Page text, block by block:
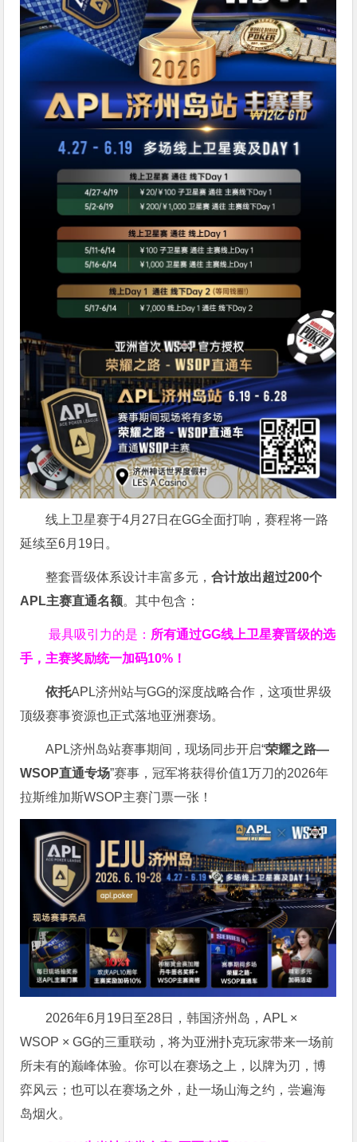
线上卫星赛于4月27日在GG全面打响，赛程将一路
延续至6月19日。
整套晋级体系设计丰富多元，合计放出超过200个
APL主赛直通名额。其中包含：
最具吸引力的是： 所有通过GG线上卫星赛晋级的选
手，主赛奖励统一加码10% ！
依托APL济州站与GG的深度战略合作，这项世界级
顶级赛事资源也正式落地亚洲赛场。
APL济州岛站赛事期间，现场同步开启“荣耀之路—
WSOP直通专场”赛事，冠军将获得价值1万刀的2026年
拉斯维加斯WSOP主赛门票一张！
2026年6月19日至28日，韩国济州岛，APL ×
WSOP × GG的三重联动，将为亚洲扑克玩家带来一场前
所未有的巅峰体验。你可以在赛场之上，以牌为刃，博
弈风云；也可以在赛场之外，赴一场山海之约，尝遍海
岛烟火。